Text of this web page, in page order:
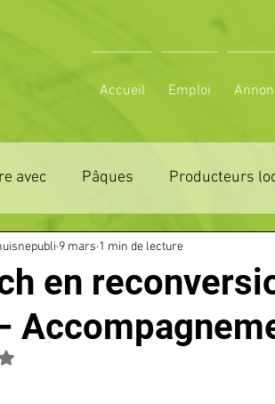
Accueil Emploi
avec Pâques Producteurs
28 ZONE DE DISTRIBUTION 61
COMICE AGRICOLE POLE
en
9 mars 1 min de lecture
étoiles sur 5.